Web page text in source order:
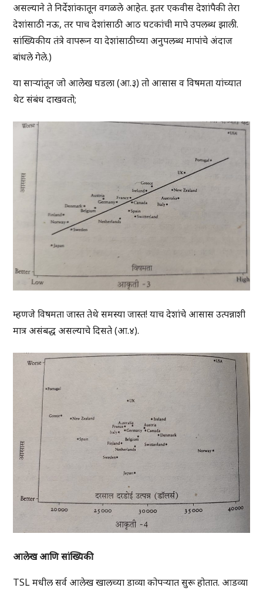
असल्याने ते निर्देशांकातून वगळले आहेत. इतर एकवीस देशांपैकी तेरा
देशांसाठी नऊ, तर पाच देशांसाठी आठ घटकांची मापे उपलब्ध झाली.
सांख्यिकीय तंत्रे वापरून या देशांसाठीच्या अनुपलब्ध मापांचे अंदाज
बांधले गेले.)
या साऱ्यांतून जो आलेख घडला (आ.३) तो आसास व विषमता यांच्यात
थेट संबंध दाखवतो;
म्हणजे विषमता जास्त तेथे समस्या जास्त! याच देशांचे आसास उत्पन्नाशी
मात्र असंबद्ध असल्याचे दिसते (आ.४).
आलेख आणि सांख्यिकी
TSL मधील सर्व आलेख खालच्या डाव्या कोपऱ्यात सुरू होतात. आडव्या